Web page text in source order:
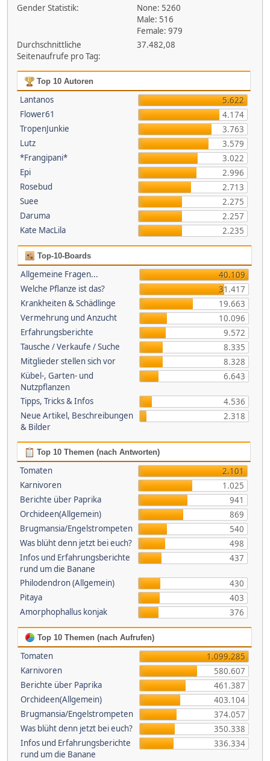
Gender Statistik:
None: 5260
Male: 516
Female: 979
Durchschnittliche
Seitenaufrufe pro Tag:
37.482,08
Top 10 Autoren
Lantanos
5.622
Flower61
4.174
TropenJunkie
3.763
Lutz
3.579
*Frangipani*
3.022
Epi
2.996
Rosebud
2.713
Suee
2.275
Daruma
2.257
Kate MacLila
2.235
Top-10-Boards
Allgemeine Fragen...
40.109
Welche Pflanze ist das?
31.417
Krankheiten & Schädlinge
19.663
Vermehrung und Anzucht
10.096
Erfahrungsberichte
9.572
Tausche / Verkaufe / Suche
8.335
Mitglieder stellen sich vor
8.328
Kübel-, Garten- und
Nutzpflanzen
6.643
Tipps, Tricks & Infos
4.536
Neue Artikel, Beschreibungen
& Bilder
2.318
Top 10 Themen (nach Antworten)
Tomaten
2.101
Karnivoren
1.025
Berichte über Paprika
941
Orchideen(Allgemein)
869
Brugmansia/Engelstrompeten
540
Was blüht denn jetzt bei euch?
498
Infos und Erfahrungsberichte
rund um die Banane
437
Philodendron (Allgemein)
430
Pitaya
403
Amorphophallus konjak
376
Top 10 Themen (nach Aufrufen)
Tomaten
1.099.285
Karnivoren
580.607
Berichte über Paprika
461.387
Orchideen(Allgemein)
403.104
Brugmansia/Engelstrompeten
374.057
Was blüht denn jetzt bei euch?
350.338
Infos und Erfahrungsberichte
rund um die Banane
336.334